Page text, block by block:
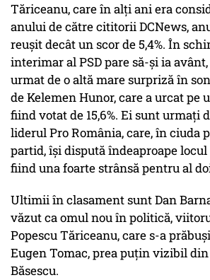
Tăriceanu, care în alți ani era
anului de către cititorii DCNews,
reușit decât un scor de 5,4%. În
interimar al PSD pare să-și ia avânt,
urmat de o altă mare surpriză în
de Kelemen Hunor, care a urcat pe
fiind votat de 15,6%. Ei sunt urmați
liderul Pro România, care, în ciuda
partid, își dispută îndeaproape
fiind una foarte strânsă pentru al
Ultimii în clasament sunt Dan
văzut ca omul nou în politică,
Popescu Tăriceanu, care s-a
Eugen Tomac, prea puțin vizibil
Băsescu.